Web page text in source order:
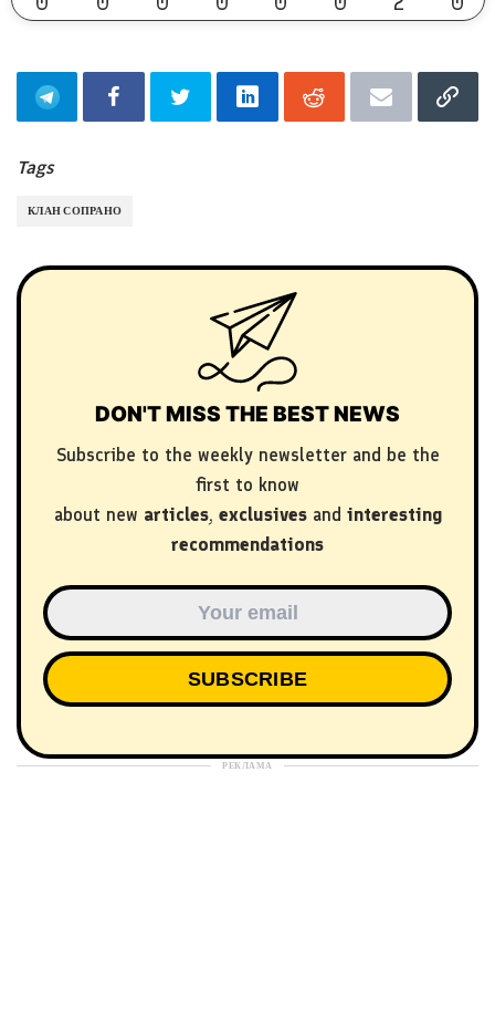
Tags
КЛАН СОПРАНО
DON'T MISS THE BEST NEWS
Subscribe to the weekly newsletter and be the
first to know
about new articles, exclusivesand interesting
recommendations
РЕКЛАМА